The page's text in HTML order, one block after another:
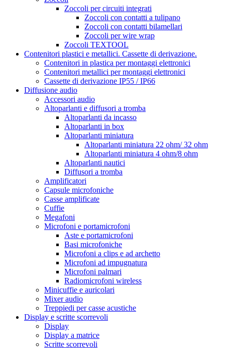
Zoccoli per circuiti integrati
Zoccoli con contatti a tulipano
Zoccoli con contatti bilamellari
Zoccoli per wire wrap
Zoccoli TEXTOOL
Contenitori plastici e metallici. Cassette di derivazione.
Contenitori in plastica per montaggi elettronici
Contenitori metallici per montaggi elettronici
Cassette di derivazione IP55 / IP66
Diffusione audio
Accessori audio
Altoparlanti e diffusori a tromba
Altoparlanti da incasso
Altoparlanti in box
Altoparlanti miniatura
Altoparlanti miniatura 22 ohm/ 32 ohm
Altoparlanti miniatura 4 ohm/8 ohm
Altoparlanti nautici
Diffusori a tromba
Amplificatori
Capsule microfoniche
Casse amplificate
Cuffie
Megafoni
Microfoni e portamicrofoni
Aste e portamicrofoni
Basi microfoniche
Microfoni a clips e ad archetto
Microfoni ad impugnatura
Microfoni palmari
Radiomicrofoni wireless
Minicuffie e auricolari
Mixer audio
Treppiedi per casse acustiche
Display e scritte scorrevoli
Display
Display a matrice
Scritte scorrevoli